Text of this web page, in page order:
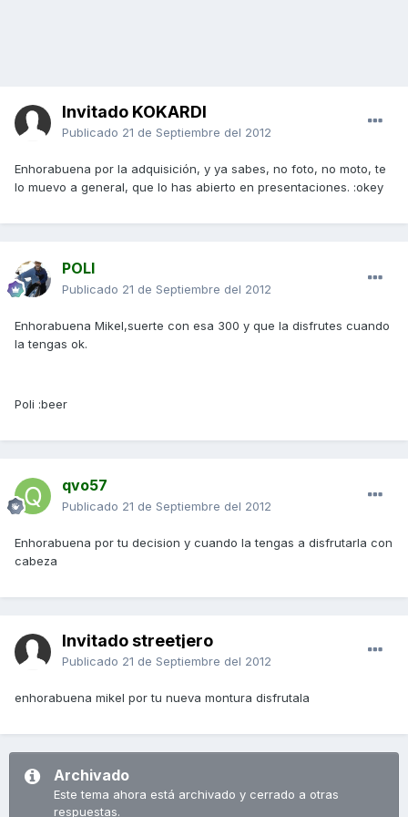
Invitado KOKARDI
Publicado 21 de Septiembre del 2012
Enhorabuena por la adquisición, y ya sabes, no foto, no moto, te
lo muevo a general, que lo has abierto en presentaciones. :okey
POLI
Publicado 21 de Septiembre del 2012
Enhorabuena Mikel,suerte con esa 300 y que la disfrutes cuando
la tengas ok.
Poli :beer
qvo57
Publicado 21 de Septiembre del 2012
Enhorabuena por tu decision y cuando la tengas a disfrutarla con
cabeza
Invitado streetjero
Publicado 21 de Septiembre del 2012
enhorabuena mikel por tu nueva montura disfrutala
Archivado
Este tema ahora está archivado y cerrado a otras
respuestas.